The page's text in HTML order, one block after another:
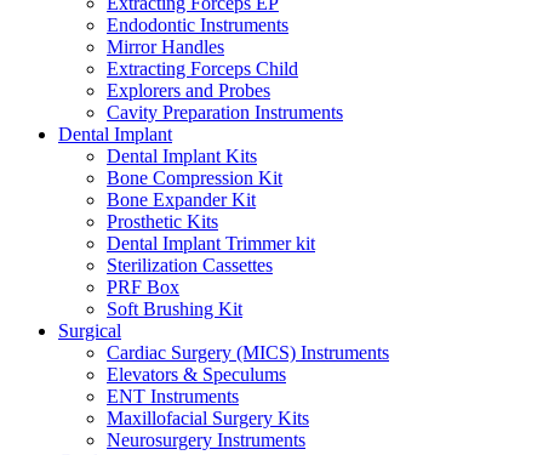
Endodontic Instruments
Mirror Handles
Extracting Forceps Child
Explorers and Probes
Cavity Preparation Instruments
Dental Implant
Dental Implant Kits
Bone Compression Kit
Bone Expander Kit
Prosthetic Kits
Dental Implant Trimmer kit
Sterilization Cassettes
PRF Box
Soft Brushing Kit
Surgical
Cardiac Surgery (MICS) Instruments
Elevators & Speculums
ENT Instruments
Maxillofacial Surgery Kits
Neurosurgery Instruments